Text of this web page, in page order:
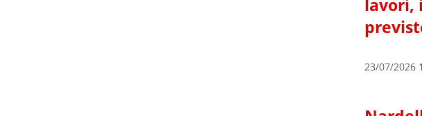
lavori,
23/07/2026